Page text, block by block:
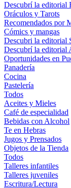
Descubrí la editorial
Oráculos y Tarots
Recomendados por
Cómics y mangas
Descubri la editorial
Descubrí la editorial
Oportunidades en
Panadería
Cocina
Pastelería
Todos
Aceites y Mieles
Café de especialidad
Bebidas con Alcohol
Te en Hebras
Jugos y Prensados
Objetos de la Tienda
Todos
Talleres infantiles
Talleres juveniles
Escritura/Lectura